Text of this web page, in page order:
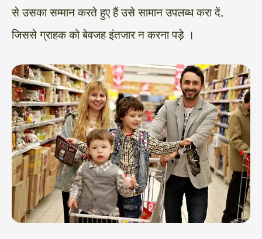
से उसका सम्मान करते हुए हैं उसे सामान उपलब्ध करा दें,
जिससे ग्राहक को बेवजह इंतजार न करना पड़े ।